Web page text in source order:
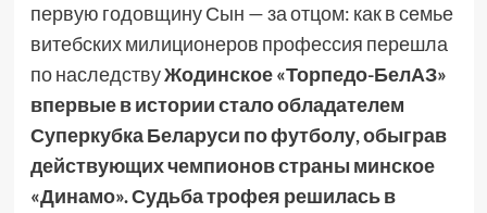
первую годовщину Сын — за отцом: как в семье
витебских милиционеров профессия перешла
по наследствуЖодинское «Торпедо-БелАЗ»
впервые в истории стало обладателем
Суперкубка Беларуси по футболу, обыграв
действующих чемпионов страны минское
«Динамо». Судьба трофея решилась в